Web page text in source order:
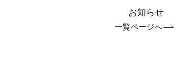
お知らせ
一覧ページへ